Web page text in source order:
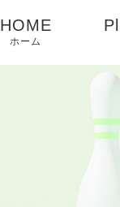
HOME
ホーム